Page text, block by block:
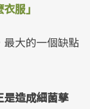
服」
大的一個缺點
是造成細菌孳